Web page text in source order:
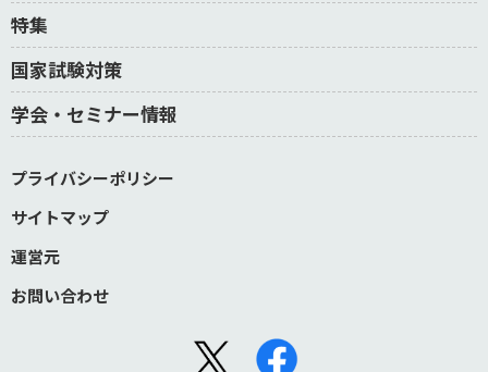
特集
国家試験対策
学会・セミナー情報
プライバシーポリシー
サイトマップ
運営元
お問い合わせ